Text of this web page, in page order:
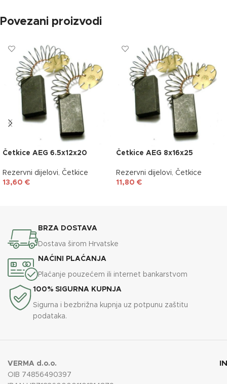
Povezani proizvodi
Četkice AEG 6.5x12x20
Rezervni dijelovi, Četkice
13,60 €
Četkice AEG 8x16x25
Rezervni dijelovi, Četkice
11,80 €
BRZA DOSTAVA
Dostava širom Hrvatske
NAĆINI PLAĆANJA
Plaćanje pouzećem ili internet bankarstvom
100% SIGURNA KUPNJA
Sigurna i bezbrižna kupnja uz potpunu zaštitu
podataka.
VERMA d.o.o.
OIB 74856490397